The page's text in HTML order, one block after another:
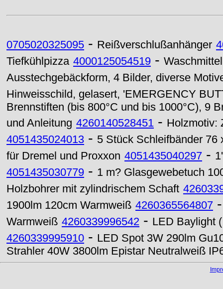
0705020325095 - Reißverschlußanhänger
Tiefkühlpizza 4000125054519 - Waschmittel
Ausstechgebäckform, 4 Bilder, diverse
Hinweisschild, gelasert, 'EMERGENCY
Brennstiften (bis 800°C und bis 1000°C), 9
und Anleitung 4260140528451 - Holzmotiv:
4051435024013 - 5 Stück Schleifbänder 76
für Dremel und Proxxon 4051435040297 -
4051435030779 - 1 m? Glasgewebetuch
Holzbohrer mit zylindrischem Schaft
1900lm 120cm Warmweiß 4260365564807
Warmweiß 4260339996542 - LED Baylight
4260339995910 - LED Spot 3W 290lm
Strahler 40W 3800lm Epistar Neutralweiß